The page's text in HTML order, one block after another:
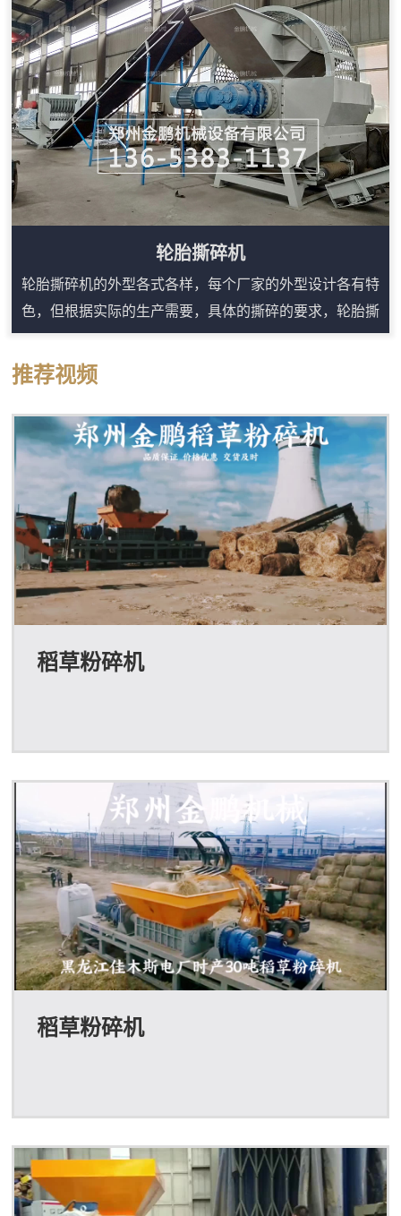
靠近设备的频次。对于需要频繁转场、临时堆场处理或原
料来源分散的用户，移动式结构能提升施工效率，...
轮胎撕碎机
轮胎撕碎机的外型各式各样，每个厂家的外型设计各有特
色，但根据实际的生产需要，具体的撕碎的要求，轮胎撕
碎机的内部刀辊基本上分成四种，分别是：单轴刀辊，双
轴刀辊，四轴刀辊，粗破碎刀辊。因而我们可以把轮胎撕
碎机分为四类：单轴轮胎撕碎机，双轴轮胎撕碎机，四轴
轮胎撕碎机，粗轮胎撕碎机。轮胎撕碎机用途：1、节省
运输成本，填埋费用。生活中部分垃圾的非常大，例如：
家具垃圾，木材垃圾…如果我们直接把它拉到填埋...
推荐视频
稻草粉碎机
稻草粉碎机